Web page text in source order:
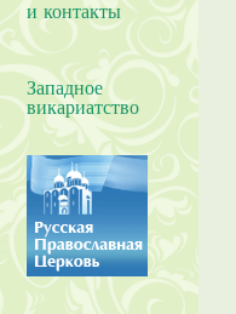
и контакты
Западное
викариатство